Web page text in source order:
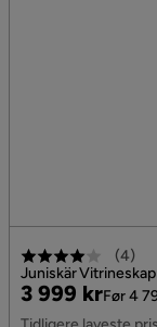
(4)
Juniskär
Pris
3 999 kr
Original
Pris
Før 4